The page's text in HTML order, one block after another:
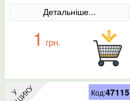
Детальніше...
1 грн.
Код:47115